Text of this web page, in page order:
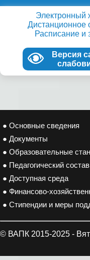
Электронный
Дистанционное
Расписание и
Версия
● Основные сведения
● Документы
● Образовательные
● Педагогический состав
● Доступная среда
● Финансово-
● Стипендии и меры
© ВАПК 2015-2025 -